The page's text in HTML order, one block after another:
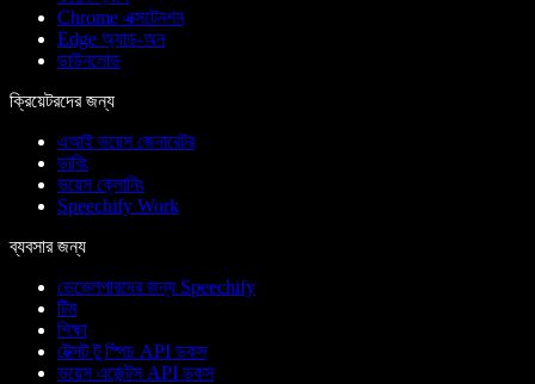
Chrome এক্সটেনশন
Edge অ্যাড-অন
ডাউনলোড
ক্রিয়েটরদের জন্য
এআই ভয়েস জেনারেটর
ডাবিং
ভয়েস ক্লোনিং
Speechify Work
ব্যবসার জন্য
ডেভেলপারদের জন্য Speechify
টিম
শিক্ষা
টেক্সট টু স্পিচ API ডকস
ভয়েস এজেন্টস API ডকস